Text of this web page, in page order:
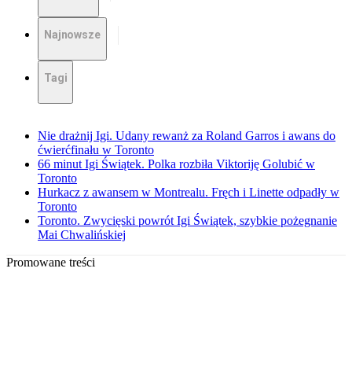
Najnowsze
Tagi
Nie drażnij Igi. Udany rewanż za Roland Garros i awans do
ćwierćfinału w Toronto
66 minut Igi Świątek. Polka rozbiła Viktoriję Golubić w
Toronto
Hurkacz z awansem w Montrealu. Fręch i Linette odpadły w
Toronto
Toronto. Zwycięski powrót Igi Świątek, szybkie pożegnanie
Mai Chwalińskiej
Promowane treści